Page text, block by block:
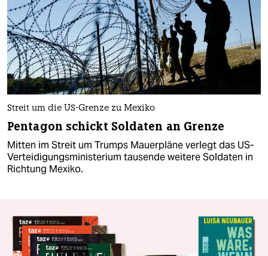
Streit um die US-Grenze zu Mexiko
Pentagon schickt Soldaten an Grenze
Mitten im Streit um Trumps Mauerpläne verlegt das US-
Verteidigungsministerium tausende weitere Soldaten in
Richtung Mexiko.